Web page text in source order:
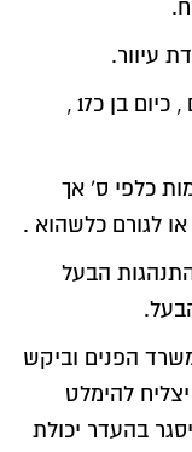
עיוור.
ס` הביאה את בנה מנישואיה הראשונים , כיום בן כ17 ,
כלפי ס` אך
לגורם כלשהוא .
הבעל
הפנים וביקש
להימלט
בהעדר יכולת